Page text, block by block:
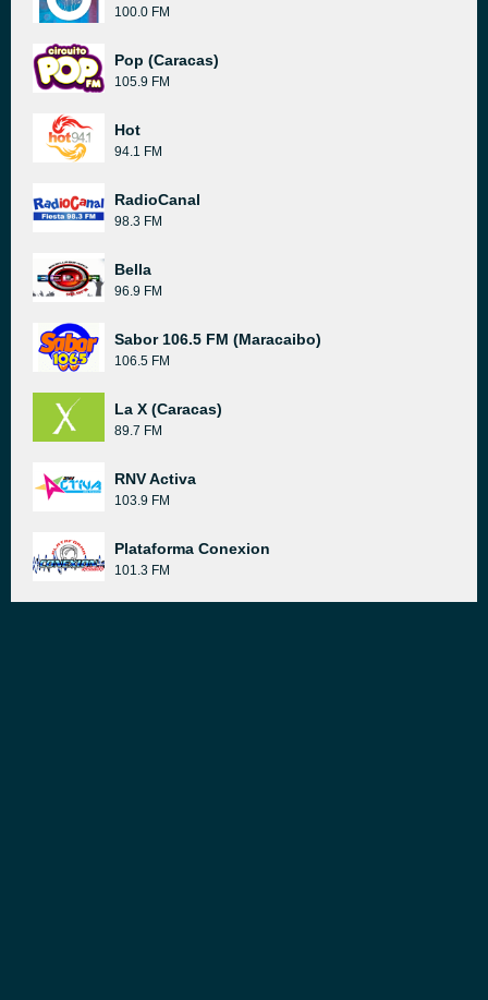
100.0 FM
Pop (Caracas)
105.9 FM
Hot
94.1 FM
RadioCanal
98.3 FM
Bella
96.9 FM
Sabor 106.5 FM (Maracaibo)
106.5 FM
La X (Caracas)
89.7 FM
RNV Activa
103.9 FM
Plataforma Conexion
101.3 FM